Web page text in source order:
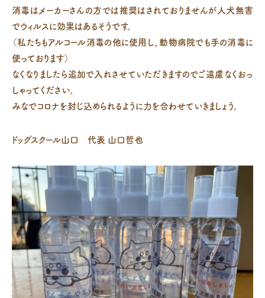
消毒はメーカーさんの方では推奨はされておりませんが人犬無害
でウィルスに効果はあるそうです。
（私たちもアルコール消毒の他に使用し、動物病院でも手の消毒に
使っております）
なくなりましたら追加で入れさせていただきますのでご遠慮なくおっ
しゃってください。
みなでコロナを封じ込められるように力を合わせていきましょう。
ドッグスクール山口 代表 山口哲也